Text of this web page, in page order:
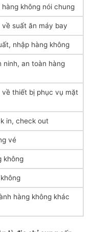
không nói chung
suất ăn máy bay
nhập hàng không
ninh, an toàn hàng
thiết bị phục vụ mặt
in, check out
vé
không
hàng không khác